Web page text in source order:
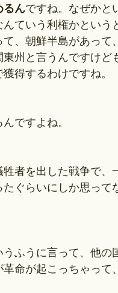
るんですね。なぜかと
ていう利権かという
、朝鮮半島があって
州と言うんですけど
得するわけですね。
ですよね。
者を出した戦争で、
ぐらいにしか思って
ふうに言って、他の
命が起こっちゃって